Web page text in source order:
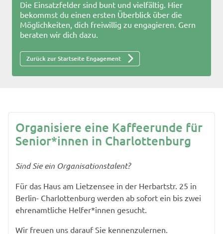
Die Einsatzfelder sind bunt und vielfältig. Hier
bekommst du einen ersten Überblick über die
Möglichkeiten, dich freiwillig zu engagieren. Gern
beraten wir dich dazu.
Zurück zur Startseite Engagement
Organisiere eine Kaffeerunde für
Senior*innen in Charlottenburg
Sind Sie ein Organisationstalent?
Für das Haus am Lietzensee in der Herbartstr. 25 in
Berlin- Charlottenburg werden ab sofort ein bis zwei
ehrenamtliche Helfer*innen gesucht.
Wir freuen uns darauf Sie kennenzulernen.